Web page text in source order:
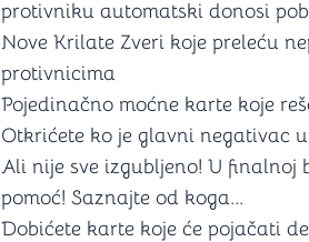
protivniku automatski donosi
Nove Krilate Zveri koje preleću
protivnicima
Pojedinačno moćne karte koje
Otkrićete ko je glavni negativac
Ali nije sve izgubljeno! U finalnoj
pomoć! Saznajte od koga...
Dobićete karte koje će pojačati